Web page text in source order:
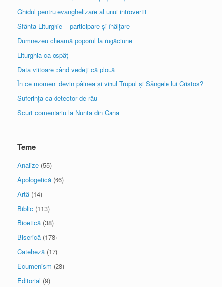
Ghidul pentru evanghelizare al unui introvertit
Sfânta Liturghie – participare și înălțare
Dumnezeu cheamă poporul la rugăciune
Liturghia ca ospăț
Data viitoare când vedeți că plouă
În ce moment devin pâinea și vinul Trupul și Sângele lui Cristos?
Suferința ca detector de rău
Scurt comentariu la Nunta din Cana
Teme
Analize (55)
Apologetică (66)
Artă (14)
Biblic (113)
Bioetică (38)
Biserică (178)
Cateheză (17)
Ecumenism (28)
Editorial (9)